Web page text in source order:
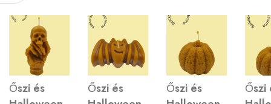
Őszi és
Őszi és
Őszi és
Őszi